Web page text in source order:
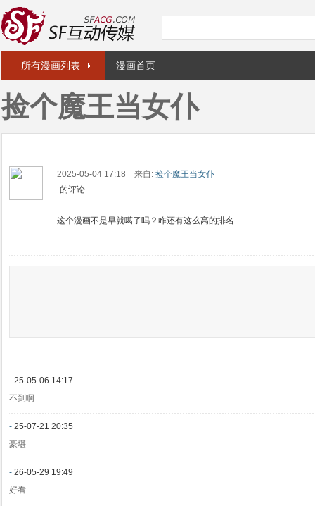
所有漫画列表 漫画首页
捡个魔王当女仆
2025-05-04 17:18 来自: 捡个魔王当女仆
-的评论
这个漫画不是早就噶了吗？咋还有这么高的排名
- 25-05-06 14:17
不到啊
- 25-07-21 20:35
豪堪
- 26-05-29 19:49
好看